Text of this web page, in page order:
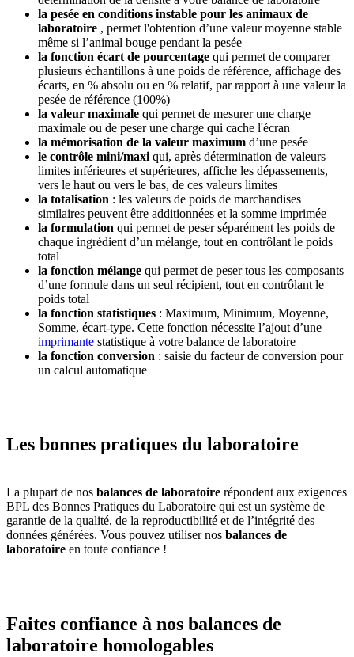
la pesée en conditions instable pour les animaux de
laboratoire , permet l'obtention d’une valeur moyenne stable
même si l’animal bouge pendant la pesée
la fonction écart de pourcentage qui permet de comparer
plusieurs échantillons à une poids de référence, affichage des
écarts, en % absolu ou en % relatif, par rapport à une valeur la
pesée de référence (100%)
la valeur maximale qui permet de mesurer une charge
maximale ou de peser une charge qui cache l'écran
la mémorisation de la valeur maximum d’une pesée
le contrôle mini/maxi qui, après détermination de valeurs
limites inférieures et supérieures, affiche les dépassements,
vers le haut ou vers le bas, de ces valeurs limites
la totalisation : les valeurs de poids de marchandises
similaires peuvent être additionnées et la somme imprimée
la formulation qui permet de peser séparément les poids de
chaque ingrédient d’un mélange, tout en contrôlant le poids
total
la fonction mélange qui permet de peser tous les composants
d’une formule dans un seul récipient, tout en contrôlant le
poids total
la fonction statistiques : Maximum, Minimum, Moyenne,
Somme, écart-type. Cette fonction nécessite l’ajout d’une
imprimante statistique à votre balance de laboratoire
la fonction conversion : saisie du facteur de conversion pour
un calcul automatique
Les bonnes pratiques du laboratoire
La plupart de nos balances de laboratoire répondent aux exigences
BPL des Bonnes Pratiques du Laboratoire qui est un système de
garantie de la qualité, de la reproductibilité et de l’intégrité des
données générées. Vous pouvez utiliser nos balances de
laboratoire en toute confiance !
Faites confiance à nos balances de
laboratoire homologables